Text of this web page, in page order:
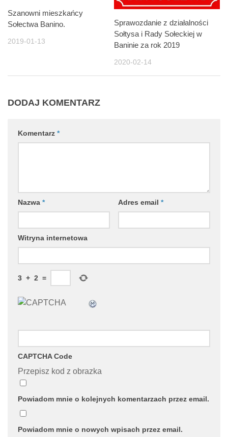
Szanowni mieszkańcy
Sołectwa Banino.
2019-01-13
Sprawozdanie z działalności
Sołtysa i Rady Sołeckiej w
Baninie za rok 2019
2020-02-14
DODAJ KOMENTARZ
Komentarz *
Nazwa * Adres email *
Witryna internetowa
3 + 2 =
CAPTCHA Code
Przepisz kod z obrazka
Powiadom mnie o kolejnych komentarzach przez email.
Powiadom mnie o nowych wpisach przez email.